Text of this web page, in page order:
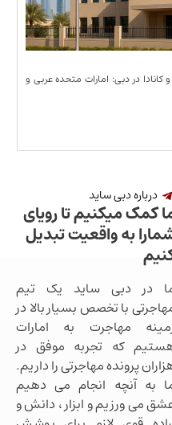
متحده عربی و
تا رویای
تبدیل
یک تیم
بسیار بالا در
به امارات
موفق در
مهاجرتی را داریم.
انجام می دهیم
و ابزار ، دانش و